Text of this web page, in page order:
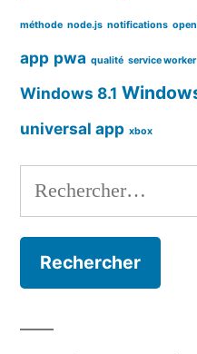
méthode node.js notifications
app pwa qualité service worker
Windows 8.1
universal app xbox
Rechercher :